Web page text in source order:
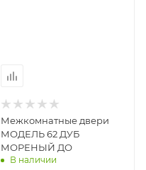
Межкомнатные двери
МОДЕЛЬ 62 ДУБ
МОРЕНЫЙ ДО
В наличии